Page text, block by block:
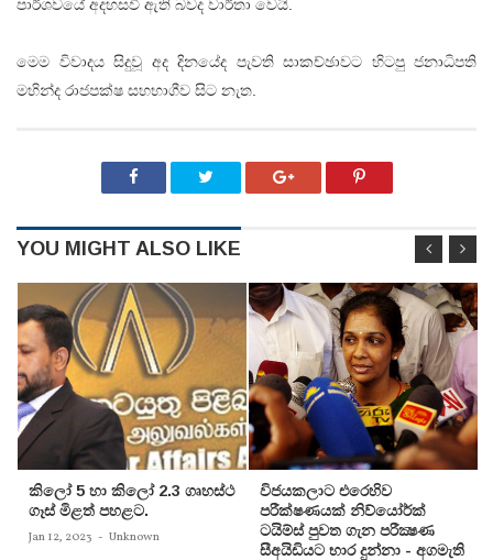
පාර්ශවයේ අදහසවී ඇති බවද වාර්තා වෙයි.
මෙම විවාදය සිදුවූ අද දිනයේද පැවති සාකච්ඡාවට හිටපු ජනාධිපති
මහින්ද රාජපක්ෂ සහභාගීව සිට නැත.
YOU MIGHT ALSO LIKE
කිලෝ 5 හා කිලෝ 2.3 ගෘහස්ථ
ගෑස් මිළත් පහළට.
Jan 12, 2023 - Unknown
විජයකලාට එරෙහිව
පරීක්‌ෂණයක්‌ නිව්යෝර්ක්‌
ටයිම්ස්‌ පුවත ගැන පරීක්‍ෂණ
සීඅයිඩියට භාර දුන්නා - අගමැති